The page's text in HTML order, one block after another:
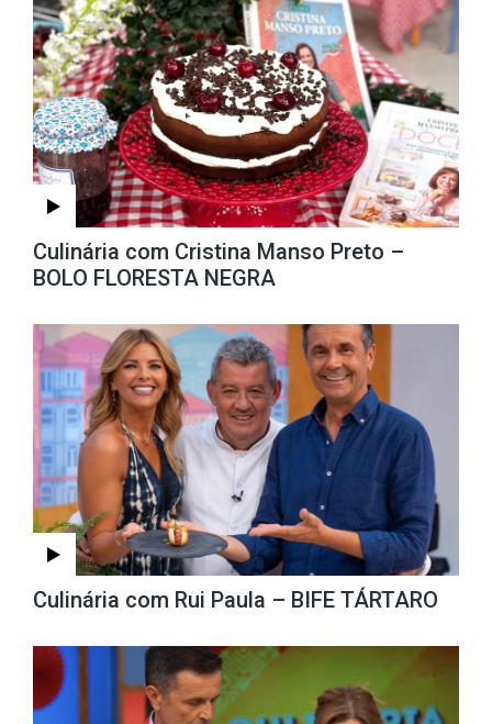
Culinária com Cristina Manso Preto –
BOLO FLORESTA NEGRA
Culinária com Rui Paula – BIFE TÁRTARO